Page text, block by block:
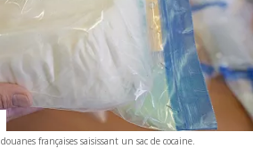
françaises saisissant un sac de cocaine.